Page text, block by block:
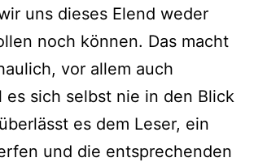
uns dieses Elend weder
noch können. Das macht
vor allem auch
es sich selbst nie in den Blick
es dem Leser, ein
und die entsprechenden